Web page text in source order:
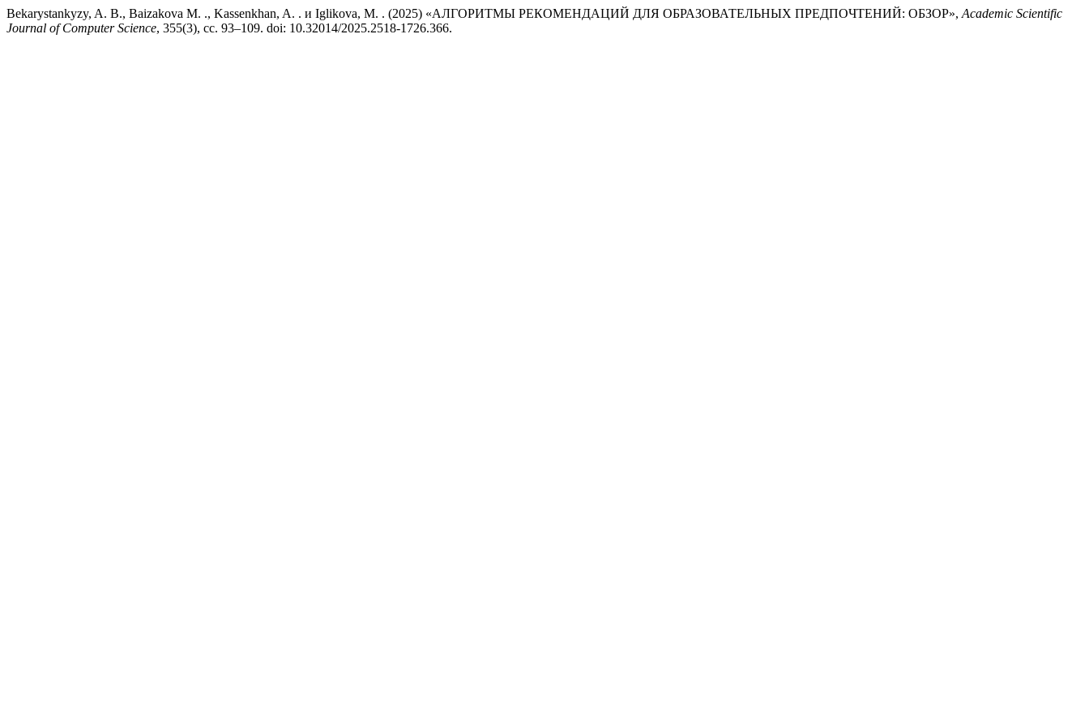
Bekarystankyzy, A. B., Baizakova М. ., Kassenkhan, A. . и Iglikova, M. . (2025) «АЛГОРИТМЫ РЕКОМЕНДАЦИЙ ДЛЯ ОБРАЗОВАТЕЛЬНЫХ ПРЕДПОЧТЕНИЙ: ОБЗОР», Academic Scientific
Journal of Computer Science, 355(3), сс. 93–109. doi: 10.32014/2025.2518-1726.366.